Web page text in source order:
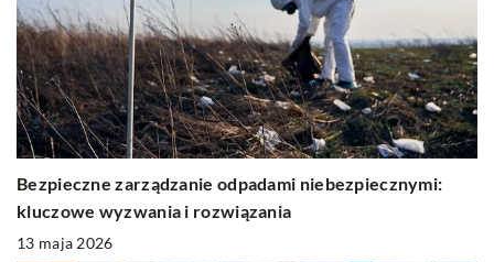
Bezpieczne zarządzanie odpadami niebezpiecznymi:
kluczowe wyzwania i rozwiązania
13 maja 2026